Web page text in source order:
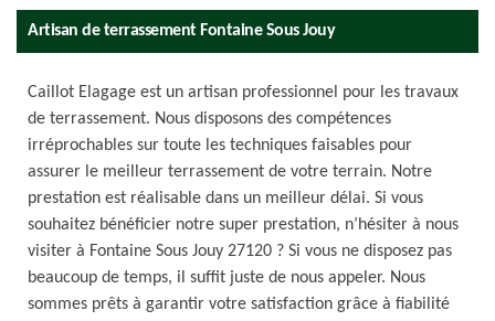
Artisan de terrassement Fontaine Sous Jouy
Caillot Elagage est un artisan professionnel pour les travaux
de terrassement. Nous disposons des compétences
irréprochables sur toute les techniques faisables pour
assurer le meilleur terrassement de votre terrain. Notre
prestation est réalisable dans un meilleur délai. Si vous
souhaitez bénéficier notre super prestation, n’hésiter à nous
visiter à Fontaine Sous Jouy 27120 ? Si vous ne disposez pas
beaucoup de temps, il suffit juste de nous appeler. Nous
sommes prêts à garantir votre satisfaction grâce à fiabilité